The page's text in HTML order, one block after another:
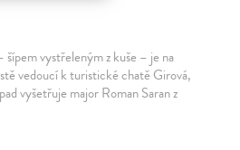
vystřeleným z kuše – je na
vedoucí k turistické chatě Girová,
vyšetřuje major Roman Saran z